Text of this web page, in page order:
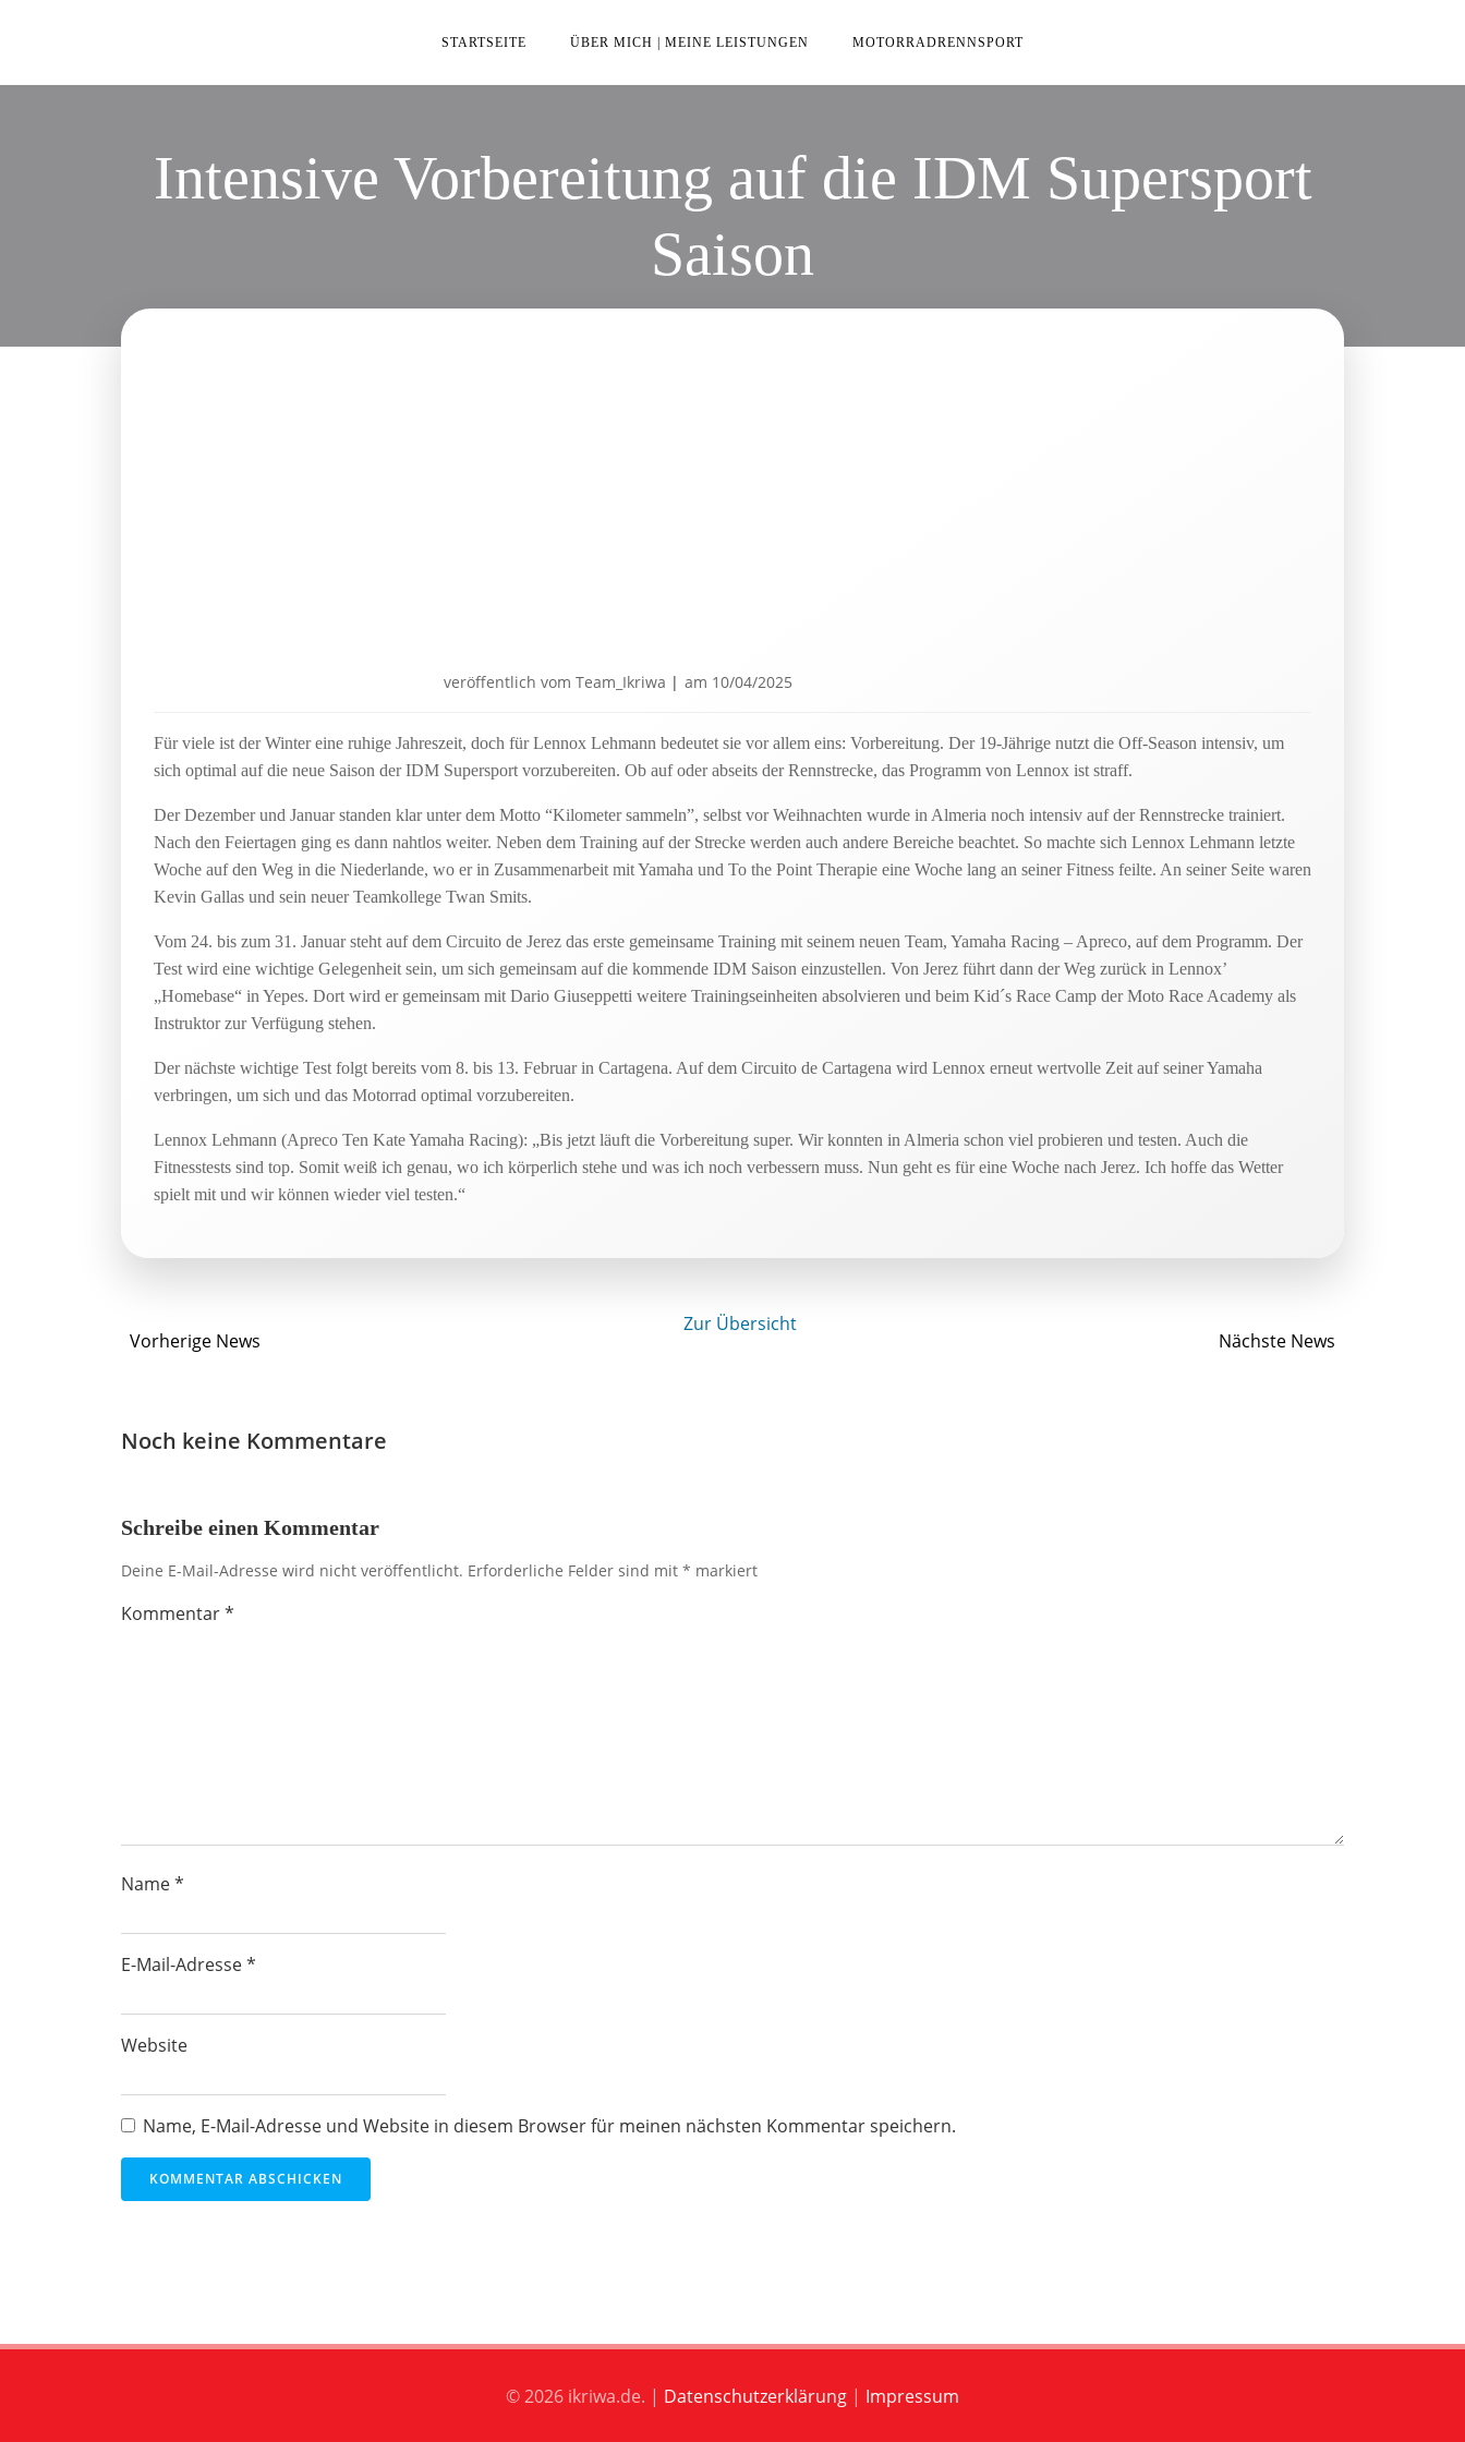
STARTSEITE ÜBER MICH | MEINE LEISTUNGEN MOTORRADRENNSPORT
Intensive Vorbereitung auf die IDM Supersport
Saison
veröffentlich vom Team_Ikriwa | am 10/04/2025
Für viele ist der Winter eine ruhige Jahreszeit, doch für Lennox Lehmann bedeutet sie vor allem eins: Vorbereitung. Der 19-Jährige nutzt die Off-Season intensiv, um
sich optimal auf die neue Saison der IDM Supersport vorzubereiten. Ob auf oder abseits der Rennstrecke, das Programm von Lennox ist straff.
Der Dezember und Januar standen klar unter dem Motto “Kilometer sammeln”, selbst vor Weihnachten wurde in Almeria noch intensiv auf der Rennstrecke trainiert.
Nach den Feiertagen ging es dann nahtlos weiter. Neben dem Training auf der Strecke werden auch andere Bereiche beachtet. So machte sich Lennox Lehmann letzte
Woche auf den Weg in die Niederlande, wo er in Zusammenarbeit mit Yamaha und To the Point Therapie eine Woche lang an seiner Fitness feilte. An seiner Seite waren
Kevin Gallas und sein neuer Teamkollege Twan Smits.
Vom 24. bis zum 31. Januar steht auf dem Circuito de Jerez das erste gemeinsame Training mit seinem neuen Team, Yamaha Racing – Apreco, auf dem Programm. Der
Test wird eine wichtige Gelegenheit sein, um sich gemeinsam auf die kommende IDM Saison einzustellen. Von Jerez führt dann der Weg zurück in Lennox’
„Homebase“ in Yepes. Dort wird er gemeinsam mit Dario Giuseppetti weitere Trainingseinheiten absolvieren und beim Kid´s Race Camp der Moto Race Academy als
Instruktor zur Verfügung stehen.
Der nächste wichtige Test folgt bereits vom 8. bis 13. Februar in Cartagena. Auf dem Circuito de Cartagena wird Lennox erneut wertvolle Zeit auf seiner Yamaha
verbringen, um sich und das Motorrad optimal vorzubereiten.
Lennox Lehmann (Apreco Ten Kate Yamaha Racing): „Bis jetzt läuft die Vorbereitung super. Wir konnten in Almeria schon viel probieren und testen. Auch die
Fitnesstests sind top. Somit weiß ich genau, wo ich körperlich stehe und was ich noch verbessern muss. Nun geht es für eine Woche nach Jerez. Ich hoffe das Wetter
spielt mit und wir können wieder viel testen.“
Post
Vorherige News
Zur Übersicht
Post
Nächste News
Noch keine Kommentare
Schreibe einen Kommentar
Deine E-Mail-Adresse wird nicht veröffentlicht. Erforderliche Felder sind mit * markiert
Kommentar*
Name*
E-Mail-Adresse*
Website
Name, E-Mail-Adresse und Website in diesem Browser für meinen nächsten Kommentar speichern.
© 2026 ikriwa.de. | Datenschutzerklärung | Impressum